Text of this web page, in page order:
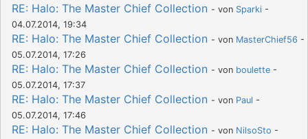
RE: Halo: The Master Chief Collection - von Sparki -
04.07.2014, 19:34
RE: Halo: The Master Chief Collection - von MasterChief56 -
05.07.2014, 17:26
RE: Halo: The Master Chief Collection - von boulette -
05.07.2014, 17:37
RE: Halo: The Master Chief Collection - von Paul -
05.07.2014, 17:46
RE: Halo: The Master Chief Collection - von NilsoSto -